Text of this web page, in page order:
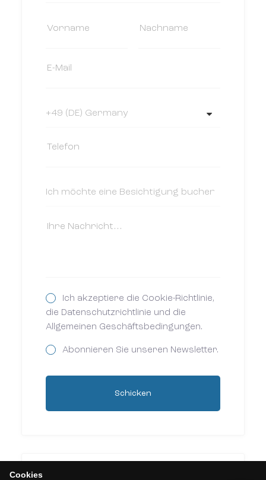
Ich akzeptiere die Cookie-Richtlinie,
die Datenschutzrichtlinie und die
Allgemeinen Geschäftsbedingungen.
Abonnieren Sie unseren Newsletter.
Schicken
Cookies